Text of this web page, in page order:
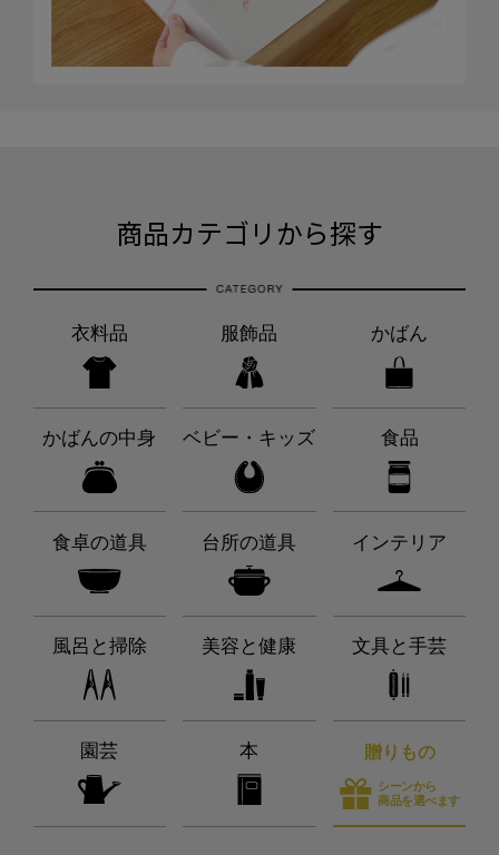
商品カテゴリから探す
衣料品 服飾品 かばん
かばんの中身 ベビー・キッズ 食品
食卓の道具 台所の道具 インテリア
風呂と掃除 美容と健康 文具と手芸
園芸 本 贈りもの
シーンから
商品を選べます